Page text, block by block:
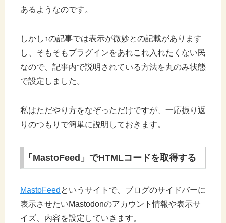
あるようなのです。
しかし↑の記事では表示が微妙との記載があります
し、そもそもプラグインをあれこれ入れたくない民
なので、記事内で説明されている方法を丸のみ状態
で設定しました。
私はただやり方をなぞっただけですが、一応振り返
りのつもりで簡単に説明しておきます。
「MastoFeed」でHTMLコードを取得する
MastoFeed というサイトで、ブログのサイドバーに
表示させたいMastodonのアカウント情報や表示サ
イズ、内容を設定していきます。